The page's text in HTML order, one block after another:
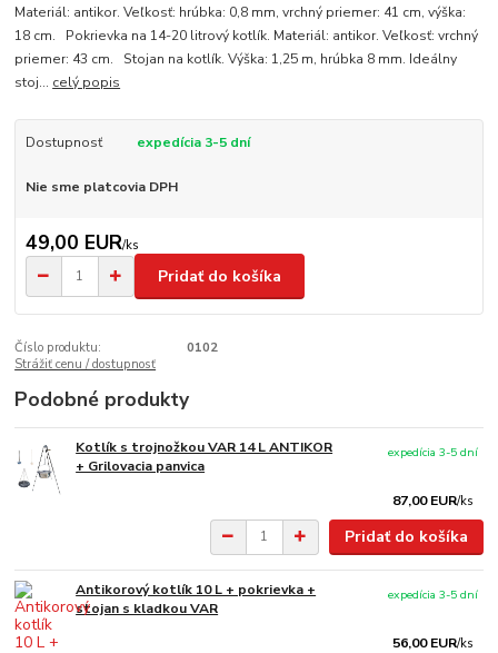
Materiál: antikor. Veľkosť: hrúbka: 0,8 mm, vrchný priemer: 41 cm, výška:
18 cm. Pokrievka na 14-20 litrový kotlík. Materiál: antikor. Veľkosť: vrchný
priemer: 43 cm. Stojan na kotlík. Výška: 1,25 m, hrúbka 8 mm. Ideálny
stoj... celý popis
Dostupnosť expedícia 3-5 dní
Nie sme platcovia DPH
49,00 EUR/ks
Pridať do košíka
Číslo produktu:
0102
Strážiť cenu / dostupnosť
Podobné produkty
Kotlík s trojnožkou VAR 14 L ANTIKOR
+ Grilovacia panvica
87,00 EUR/ks
expedícia 3-5 dní
Pridať do košíka
Antikorový kotlík 10 L + pokrievka +
stojan s kladkou VAR
56,00 EUR/ks
expedícia 3-5 dní